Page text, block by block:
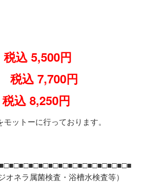
税込 5,500円
税込 7,700円
税込 8,250円
ットーに行っております。
オネラ属菌検査・浴槽水検査等）